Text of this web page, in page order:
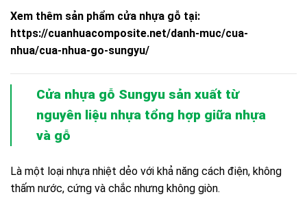
Xem thêm sản phẩm cửa nhựa gỗ tại:
https://cuanhuacomposite.net/danh-muc/cua-
nhua/cua-nhua-go-sungyu/
Cửa nhựa gỗ Sungyu sản xuất từ
nguyên liệu nhựa tổng hợp giữa nhựa
và gỗ
Là một loại nhựa nhiệt dẻo với khả năng cách điện, không
thấm nước, cứng và chắc nhưng không giòn.